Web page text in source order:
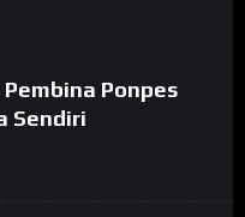
Ponpes
Sendiri